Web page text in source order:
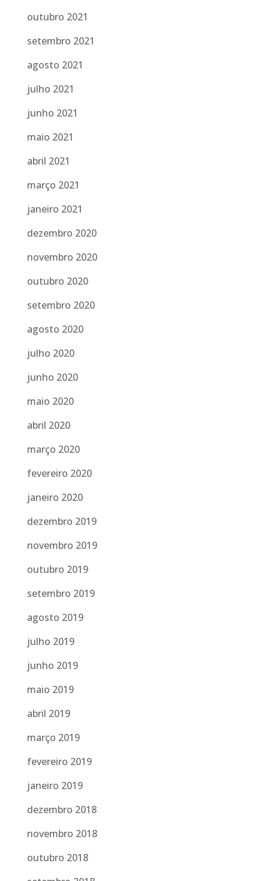
outubro 2021
setembro 2021
agosto 2021
julho 2021
junho 2021
maio 2021
abril 2021
março 2021
janeiro 2021
dezembro 2020
novembro 2020
outubro 2020
setembro 2020
agosto 2020
julho 2020
junho 2020
maio 2020
abril 2020
março 2020
fevereiro 2020
janeiro 2020
dezembro 2019
novembro 2019
outubro 2019
setembro 2019
agosto 2019
julho 2019
junho 2019
maio 2019
abril 2019
março 2019
fevereiro 2019
janeiro 2019
dezembro 2018
novembro 2018
outubro 2018